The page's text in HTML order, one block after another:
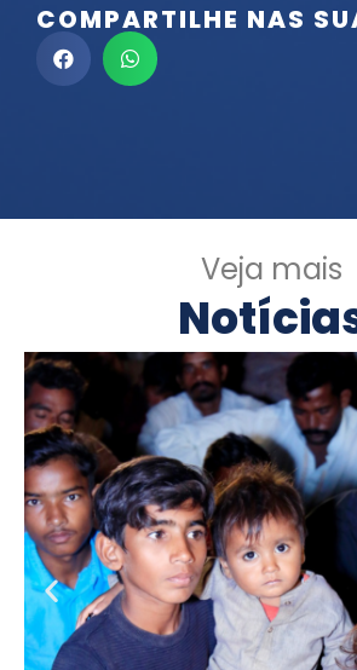
COMPARTILHE NAS
Veja mais